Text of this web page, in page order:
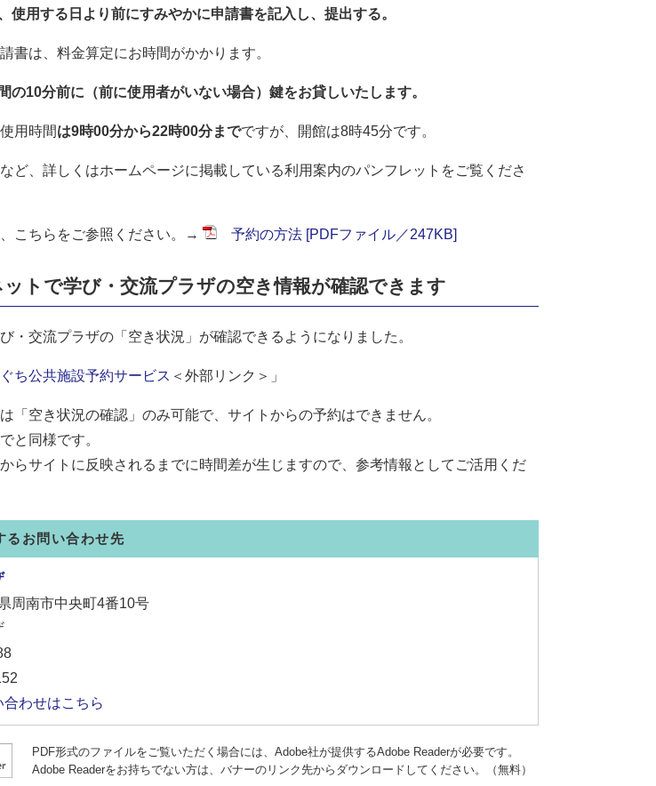
使用する日より前にすみやかに申請書を記入し、提出する。
書は、料金算定にお時間がかかります。
の10分前に（前に使用者がいない場合）鍵をお貸しいたします。
用時間は9時00分から22時00分までですが、開館は8時45分です。
ど、詳しくはホームページに掲載している利用案内のパンフレットをご覧くださ
こちらをご参照ください。→ 予約の方法 [PDFファイル／247KB]
トで学び・交流プラザの空き情報が確認できます
・交流プラザの「空き状況」が確認できるようになりました。
ち公共施設予約サービス ＜外部リンク＞ 」
「空き状況の確認」のみ可能で、サイトからの予約はできません。
と同様です。
らサイトに反映されるまでに時間差が生じますので、参考情報としてご活用くだ
るお問い合わせ先
周南市中央町4番10号
合わせはこちら
PDF形式のファイルをご覧いただく場合には、Adobe社が提供するAdobe Readerが必要です。
Adobe Readerをお持ちでない方は、バナーのリンク先からダウンロードしてください。（無料）